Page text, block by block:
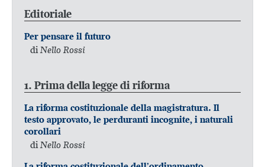
Editoriale
Per pensare il futuro
di Nello Rossi
1. Prima della legge di riforma
La riforma costituzionale della magistratura. Il
testo approvato, le perduranti incognite, i naturali
corollari
di Nello Rossi